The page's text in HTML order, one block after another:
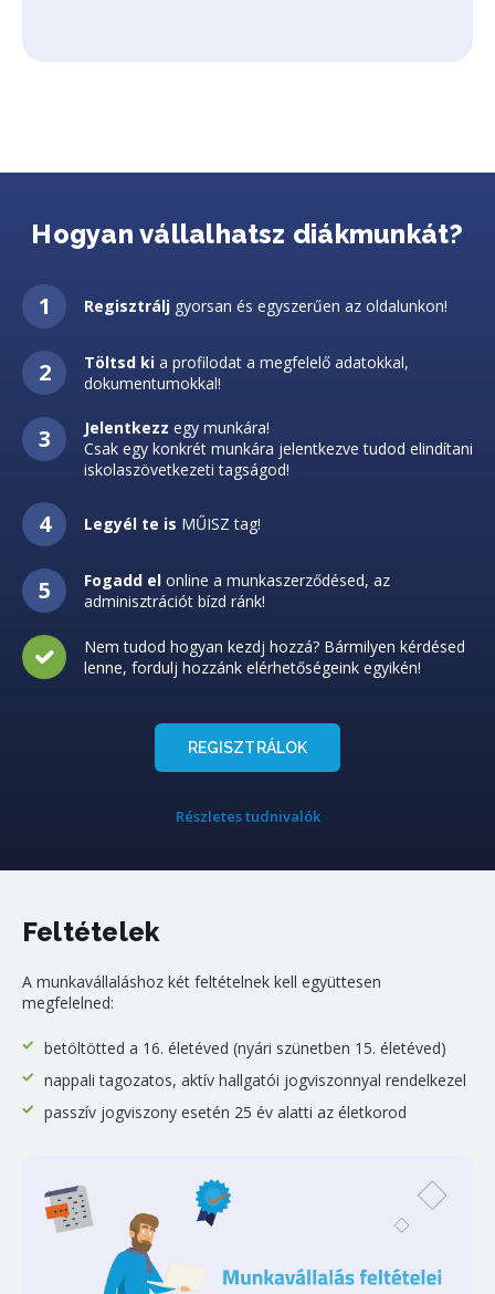
Hogyan vállalhatsz diákmunkát?
Regisztrálj gyorsan és egyszerűen az oldalunkon!
Töltsd ki a profilodat a megfelelő adatokkal,
dokumentumokkal!
Jelentkezz egy munkára!
Csak egy konkrét munkára jelentkezve tudod elindítani
iskolaszövetkezeti tagságod!
Legyél te is MŰISZ tag!
Fogadd el online a munkaszerződésed, az
adminisztrációt bízd ránk!
Nem tudod hogyan kezdj hozzá? Bármilyen kérdésed
lenne, fordulj hozzánk elérhetőségeink egyikén!
REGISZTRÁLOK
Részletes tudnivalók
Feltételek
A munkavállaláshoz két feltételnek kell együttesen
megfelelned:
betöltötted a 16. életéved (nyári szünetben 15. életéved)
nappali tagozatos, aktív hallgatói jogviszonnyal rendelkezel
passzív jogviszony esetén 25 év alatti az életkorod